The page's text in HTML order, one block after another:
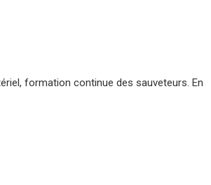
formation continue des sauveteurs. En